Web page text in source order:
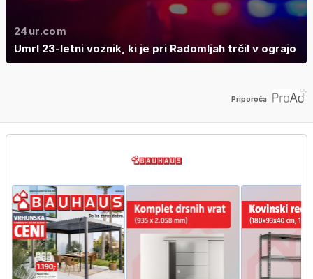
24ur.com
Umrl 23-letni voznik, ki je pri Radomljah trčil v ograjo
Priporoča